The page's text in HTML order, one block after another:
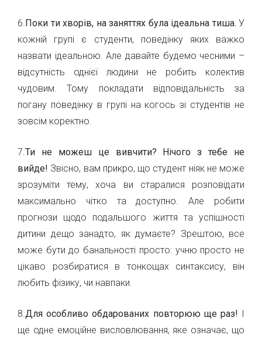
6.Поки ти хворів, на заняттях була ідеальна тиша. У
кожній групі є студенти, поведінку яких важко
назвати ідеальною. Але давайте будемо чесними –
відсутність однієї людини не робить колектив
чудовим. Тому покладати відповідальність за
погану поведінку в групі на когось зі студентів не
зовсім коректно.
7.Ти не можеш це вивчити? Нічого з тебе не
вийде! Звісно, вам прикро, що студент ніяк не може
зрозуміти тему, хоча ви старалися розповідати
максимально чітко та доступно. Але робити
прогнози щодо подальшого життя та успішності
дитини дещо занадто, як думаєте? Зрештою, все
може бути до банальності просто: учню просто не
цікаво розбиратися в тонкощах синтаксису, він
любить фізику, чи навпаки.
8.Для особливо обдарованих повторюю ще раз! І
ще одне емоційне висловлювання, яке означає, що